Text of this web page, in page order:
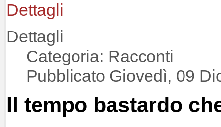
Dettagli
Dettagli
Categoria: Racconti
Pubblicato Giovedì, 09
Il tempo bastardo